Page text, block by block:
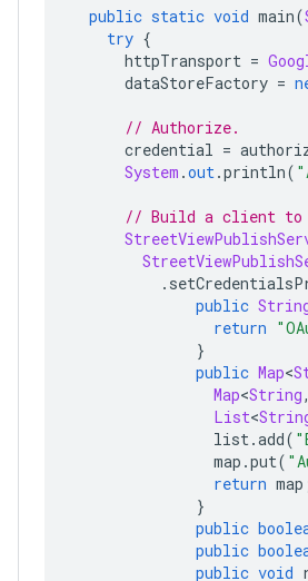
public static void main(
try {
httpTransport =
dataStoreFactory =
// Authorize.
credential =
System .out.println(
// Build a client to
.
public
return
}
public Map<
Map<String,
List<
list.add(
map .put(
return map
}
public
public
public void